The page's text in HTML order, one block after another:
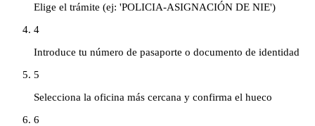
Elige el trámite (ej: 'POLICIA-ASIGNACIÓN DE NIE')
4
Introduce tu número de pasaporte o documento de identidad
5
Selecciona la oficina más cercana y confirma el hueco
6